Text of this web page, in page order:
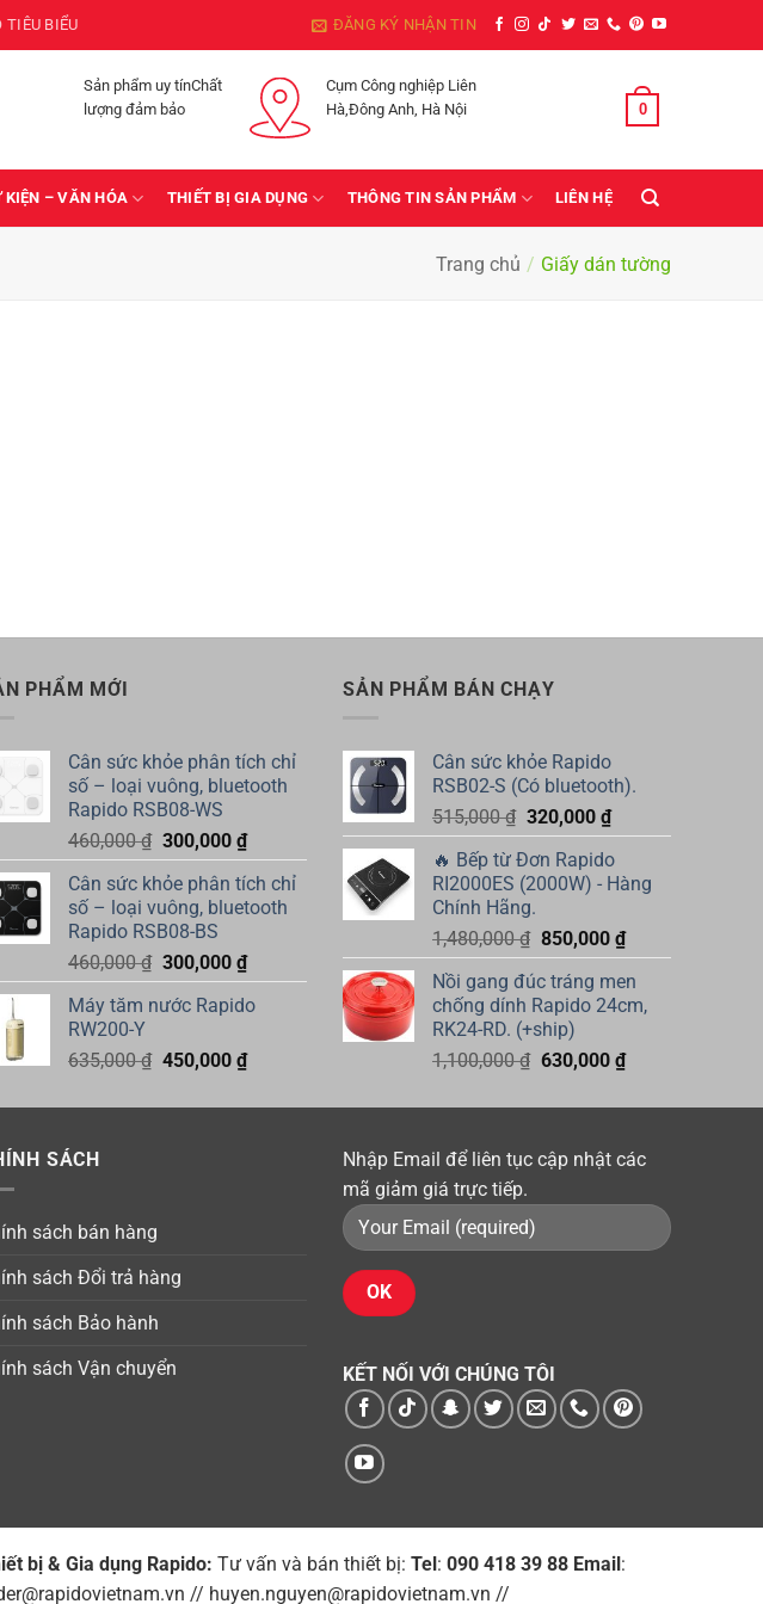
TIÊU BIỂU ĐĂNG KÝ NHẬN TIN
Sản phẩm uy tínChất
lượng đảm bảo
Cụm Công nghiệp Liên
Hà,Đông Anh, Hà Nội
0
KIỆN – VĂN HÓA THIẾT BỊ GIA DỤNG THÔNG TIN SẢN PHẨM LIÊN HỆ
Trang chủ / Giấy dán tường
PHẨM MỚI
Cân sức khỏe phân tích chỉ
số – loại vuông, bluetooth
Rapido RSB08-WS
460,000₫ Giá
gốc
là:
460,000 ₫.
300,000 ₫Giá
hiện
tại
là:
Cân sức khỏe phân tích chỉ
số – loại vuông, bluetooth
Rapido RSB08-BS
460,000₫ Giá
gốc
là:
300,000 ₫Giá
hiện
tại
300,000 ₫.
Máy tăm nước Rapido
RW200-Y
635,000₫ Giá
là:
450,000 ₫Giá
tại
SẢN PHẨM BÁN CHẠY
Cân sức khỏe Rapido
RSB02-S (Có bluetooth).
515,000₫ Giá
gốc
là:
515,000 ₫.
320,000 ₫Giá
hiện
tại
là:
🔥 Bếp từ Đơn Rapido
RI2000ES (2000W) - Hàng
Chính Hãng.
1,480,000₫ Giá
gốc
là:
1,480,000 ₫.
850,000 ₫Giá
hiện
tại
là:
Nồi gang đúc tráng men
chống dính Rapido 24cm,
RK24-RD. (+ship)
1,100,000₫ Giá
là:
630,000 ₫Giá
tại
630,000 ₫.
SÁCH
sách bán hàng
sách Đổi trả hàng
sách Bảo hành
sách Vận chuyển
Nhập Email để liên tục cập nhật các
mã giảm giá trực tiếp.
KẾT NỐI VỚI CHÚNG TÔI
bị & Gia dụng Rapido: Tư vấn và bán thiết bị: Tel : 090 418 39 88 Email :
// huyen.nguyen@rapidovietnam.vn //